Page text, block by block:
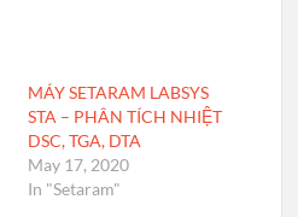
MÁY SETARAM LABSYS
STA – PHÂN TÍCH NHIỆT
DSC, TGA, DTA
May 17, 2020
In "Setaram"